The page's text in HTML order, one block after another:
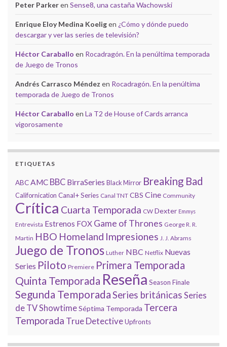
Peter Parkeren Sense8, una castaña Wachowski
Enrique Eloy Medina Koeligen ¿Cómo y dónde puedo
descargar y ver las series de televisión?
Héctor Caraballo en Rocadragón. En la penúltima temporada
de Juego de Tronos
Andrés Carrasco Méndez en Rocadragón. En la penúltima
temporada de Juego de Tronos
Héctor Caraballo en La T2 de House of Cards arranca
vigorosamente
ETIQUETAS
ABCAMC BBC BirraSeries Black Mirror Breaking Bad
Californication Canal+ Series Canal TNT CBS Cine Community
Crítica Cuarta Temporada CW Dexter Emmys
Entrevista Estrenos FOX Game of Thrones George R. R.
Martin HBO Homeland Impresiones J. J. Abrams
Juego de Tronos Luther NBC Netflix Nuevas
Series Piloto Premiere Primera Temporada
Quinta Temporada Reseña Season Finale
Segunda TemporadaSeries británicas Series
de TVShowtimeSéptima Temporada Tercera
Temporada True DetectiveUpfronts